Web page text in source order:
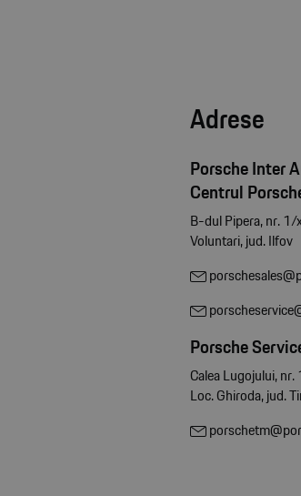
Adrese
Porsche Inter
Centrul
B-dul Pipera, nr. 1/
Voluntari, jud. Ilfov
Porsche
Calea Lugojului,
Loc. Ghiroda, jud.